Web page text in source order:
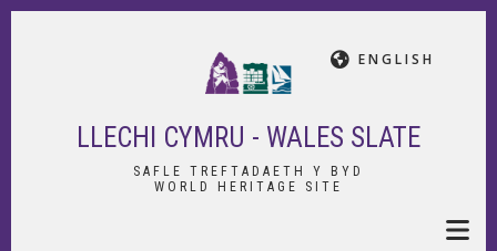
Skip
ENGLISH
LLECHI CYMRU - WALES SLATE
SAFLE TREFTADAETH Y BYD
WORLD HERITAGE SITE